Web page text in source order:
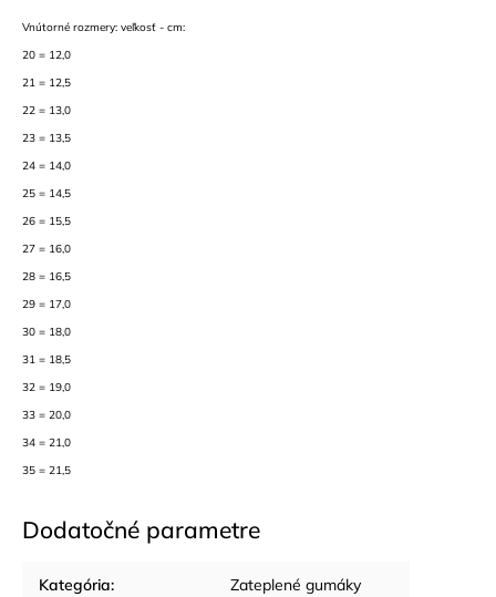
Vnútorné rozmery: veľkosť - cm:
20 = 12,0
21 = 12,5
22 = 13,0
23 = 13,5
24 = 14,0
25 = 14,5
26 = 15,5
27 = 16,0
28 = 16,5
29 = 17,0
30 = 18,0
31 = 18,5
32 = 19,0
33 = 20,0
34 = 21,0
35 = 21,5
Dodatočné parametre
Kategória: Zateplené gumáky